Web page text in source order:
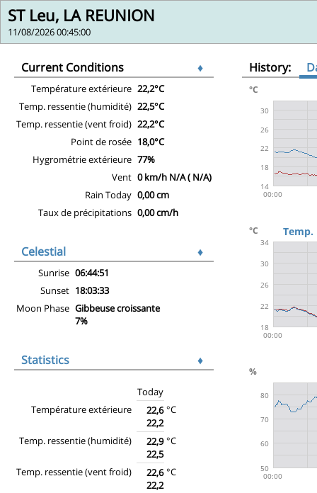
ST Leu, LA REUNION
11/08/2026 00:45:00
Current Conditions ♦
Température extérieure 22,2°C
Temp. ressentie (humidité) 22,5°C
Temp. ressentie (vent froid) 22,2°C
Point de rosée 18,0°C
Hygrométrie extérieure 77%
Vent 0 km/h N/A ( N/A)
Rain Today 0,00 cm
Taux de précipitations 0,00 cm/h
Celestial ♦
Sunrise 06:44:51
Sunset 18:03:33
Moon Phase Gibbeuse croissante
7%
Statistics ♦
Today
Température extérieure
22,6
22,2
°C
Temp. ressentie (humidité)
22,9
22,5
°C
Temp. ressentie (vent froid)
22,6
22,2
°C
History: